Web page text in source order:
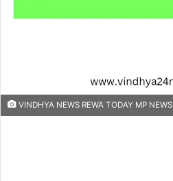
VINDHYA NEWS REWA TODAY MP NEWS